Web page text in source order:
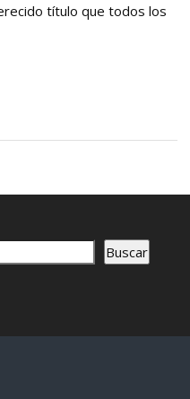
título que todos los
Buscar